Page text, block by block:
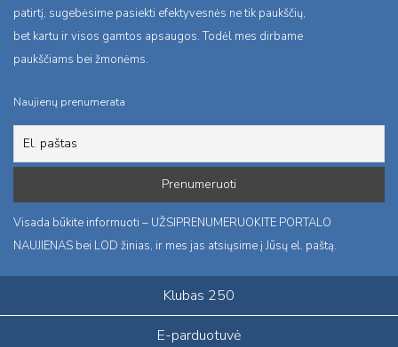
patirtį, sugebėsime pasiekti efektyvesnės ne tik paukščių,
bet kartu ir visos gamtos apsaugos. Todėl mes dirbame
paukščiams bei žmonėms.
Naujienų prenumerata
Visada būkite informuoti – UŽSIPRENUMERUOKITE PORTALO
NAUJIENAS bei LOD žinias, ir mes jas atsiųsime į Jūsų el. paštą.
Klubas 250
E-parduotuvė